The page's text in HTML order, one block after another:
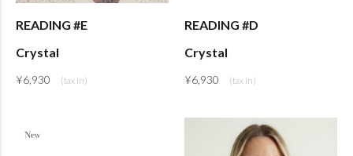
READING #E
Crystal
¥6,930
READING #D
Crystal
¥6,930